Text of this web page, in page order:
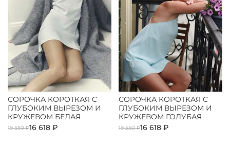
СОРОЧКА КОРОТКАЯ С
ГЛУБОКИМ ВЫРЕЗОМ И
КРУЖЕВОМ БЕЛАЯ
19 550 ₽16 618 ₽
СОРОЧКА КОРОТКАЯ С
ГЛУБОКИМ ВЫРЕЗОМ И
КРУЖЕВОМ ГОЛУБАЯ
19 550 ₽16 618 ₽